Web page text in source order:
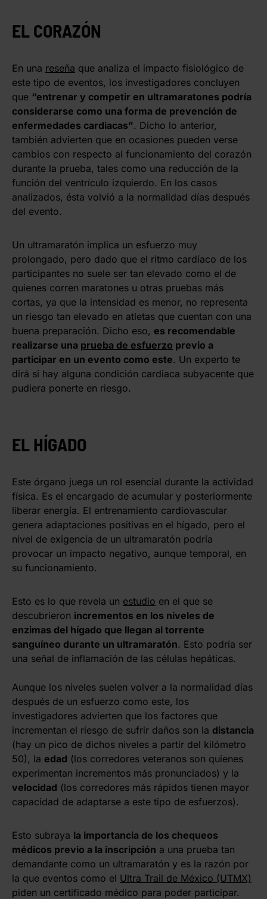
EL CORAZÓN
En una reseña que analiza el impacto fisiológico de
este tipo de eventos, los investigadores concluyen
que “entrenar y competir en ultramaratones podría
considerarse como una forma de prevención de
enfermedades cardiacas”. Dicho lo anterior,
también advierten que en ocasiones pueden verse
cambios con respecto al funcionamiento del corazón
durante la prueba, tales como una reducción de la
función del ventrículo izquierdo. En los casos
analizados, ésta volvió a la normalidad días después
del evento.
Un ultramaratón implica un esfuerzo muy
prolongado, pero dado que el ritmo cardíaco de los
participantes no suele ser tan elevado como el de
quienes corren maratones u otras pruebas más
cortas, ya que la intensidad es menor, no representa
un riesgo tan elevado en atletas que cuentan con una
buena preparación. Dicho eso, es recomendable
realizarse una prueba de esfuerzo previo a
participar en un evento como este. Un experto te
dirá si hay alguna condición cardiaca subyacente que
pudiera ponerte en riesgo.
EL HÍGADO
Este órgano juega un rol esencial durante la actividad
física. Es el encargado de acumular y posteriormente
liberar energía. El entrenamiento cardiovascular
genera adaptaciones positivas en el hígado, pero el
nivel de exigencia de un ultramaratón podría
provocar un impacto negativo, aunque temporal, en
su funcionamiento.
Esto es lo que revela un estudio en el que se
descubrieron incrementos en los niveles de
enzimas del hígado que llegan al torrente
sanguíneo durante un ultramaratón. Esto podría ser
una señal de inflamación de las células hepáticas.
Aunque los niveles suelen volver a la normalidad días
después de un esfuerzo como este, los
investigadores advierten que los factores que
incrementan el riesgo de sufrir daños son la distancia
(hay un pico de dichos niveles a partir del kilómetro
50), la edad (los corredores veteranos son quienes
experimentan incrementos más pronunciados) y la
velocidad (los corredores más rápidos tienen mayor
capacidad de adaptarse a este tipo de esfuerzos).
Esto subraya la importancia de los chequeos
médicos previo a la inscripción a una prueba tan
demandante como un ultramaratón y es la razón por
la que eventos como el Ultra Trail de México (UTMX)
piden un certificado médico para poder participar.